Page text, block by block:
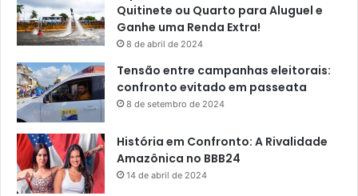
Quitinete ou Quarto para Aluguel e
Ganhe uma Renda Extra!
8 de abril de 2024
Tensão entre campanhas eleitorais:
confronto evitado em passeata
8 de setembro de 2024
História em Confronto: A Rivalidade
Amazônica no BBB24
14 de abril de 2024